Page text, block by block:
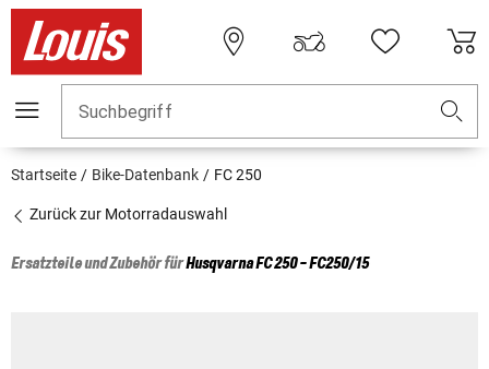
Suchbegriff
Startseite Bike-Datenbank FC 250
Zurück zur Motorradauswahl
Ersatzteile und Zubehör fürHusqvarnaFC 250 - FC250/15